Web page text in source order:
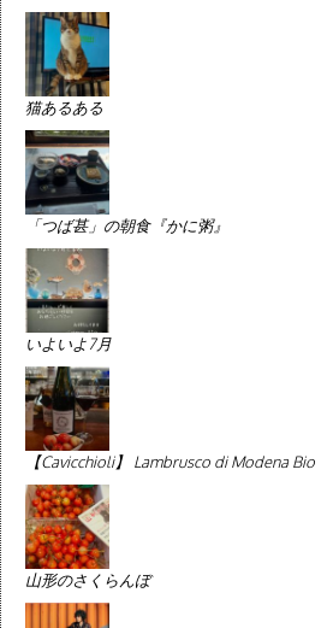
猫あるある
「つば甚」の朝食『かに粥』
いよいよ7月
【Cavicchioli】 Lambrusco di Modena Bio
山形のさくらんぼ